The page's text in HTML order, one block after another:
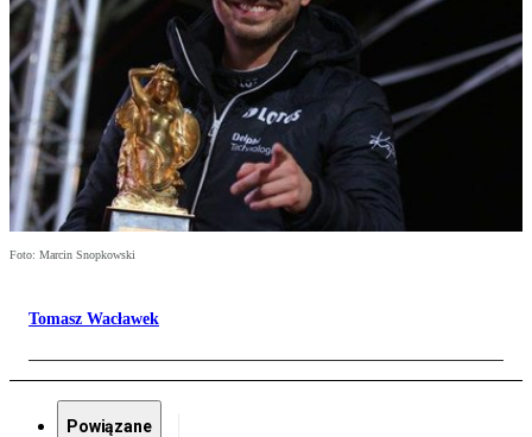
Foto: Marcin Snopkowski
Tomasz Wacławek
Powiązane